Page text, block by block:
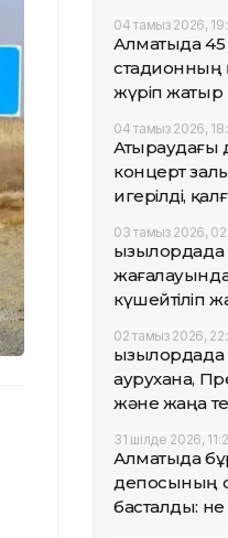
04 тамыз 2026,
Алматыда
стадионның
жүріп жатыр
04 тамыз 2026,
Атыраудағы
концерт
игерілді,
03 тамыз 2026,
күшейтіліп
02 тамыз 2026,
аурухана,
және жаңа
31 шілде 2026,
Алматыда
депосының
басталды: